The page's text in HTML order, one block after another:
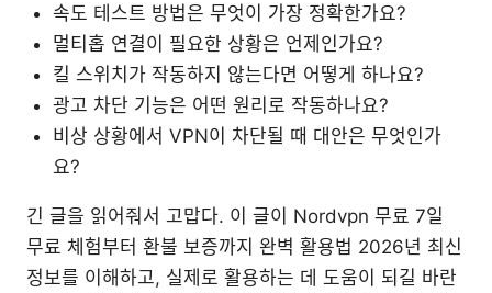
속도 테스트 방법은 무엇이 가장 정확한가요?
멀티홉 연결이 필요한 상황은 언제인가요?
킬 스위치가 작동하지 않는다면 어떻게 하나요?
광고 차단 기능은 어떤 원리로 작동하나요?
비상 상황에서 VPN이 차단될 때 대안은 무엇인가
요?
긴 글을 읽어줘서 고맙다. 이 글이 Nordvpn 무료 7일
무료 체험부터 환불 보증까지 완벽 활용법 2026년 최신
정보를 이해하고, 실제로 활용하는 데 도움이 되길 바란